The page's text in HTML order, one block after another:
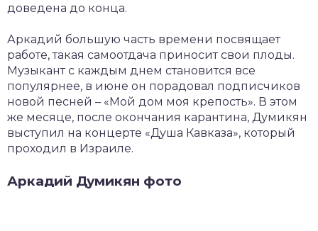
доведена до конца.
Аркадий большую часть времени посвящает
работе, такая самоотдача приносит свои плоды.
Музыкант с каждым днем становится все
популярнее, в июне он порадовал подписчиков
новой песней – «Мой дом моя крепость». В этом
же месяце, после окончания карантина, Думикян
выступил на концерте «Душа Кавказа», который
проходил в Израиле.
Аркадий Думикян фото